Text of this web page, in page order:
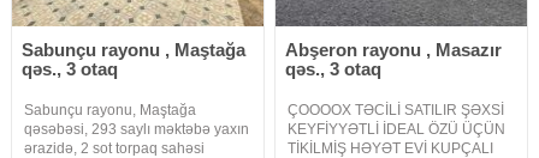
Sabunçu rayonu , Maştağa
qəs., 3 otaq
Sabunçu rayonu, Maştağa
qəsəbəsi, 293 saylı məktəbə yaxın
ərazidə, 2 sot torpaq sahəsi
Abşeron rayonu , Masazır
qəs., 3 otaq
ÇOOOOX TƏCİLİ SATILIR ŞƏXSİ
KEYFİYYƏTLİ İDEAL ÖZÜ ÜÇÜN
TİKİLMİŞ HƏYƏT EVİ KUPÇALI